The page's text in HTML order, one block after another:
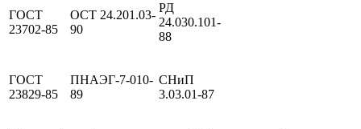
ГОСТ
23702-85
ОСТ 24.201.03-
90
РД
24.030.101-
88
ГОСТ
23829-85
ПНАЭГ-7-010-
89
СНиП
3.03.01-87